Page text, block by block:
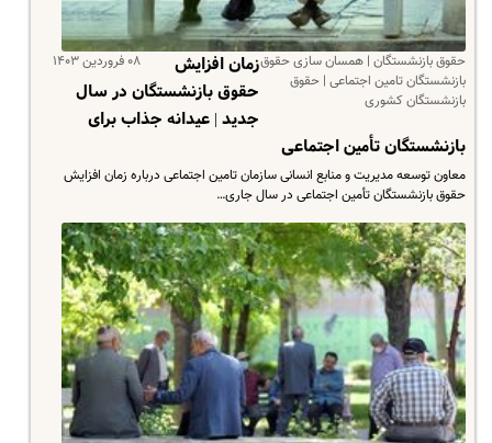
حقوق بازنشستگان | همسان سازی حقوق
بازنشستگان تامین اجتماعی | حقوق
بازنشستگان کشوری
۰۸ فروردین ۱۴۰۳
زمان افزایش
حقوق بازنشستگان در سال
جدید | عیدانه جذاب برای
بازنشستگان تأمین اجتماعی
معاون توسعه مدیریت و منابع انسانی سازمان تامین اجتماعی درباره زمان افزایش
حقوق بازنشستگان تأمین اجتماعی در سال جاری…